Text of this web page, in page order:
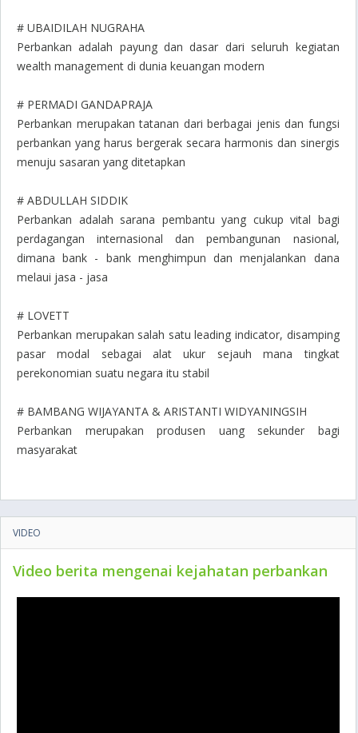
# UBAIDILAH NUGRAHA
Perbankan adalah payung dan dasar dari seluruh kegiatan
wealth management di dunia keuangan modern
# PERMADI GANDAPRAJA
Perbankan merupakan tatanan dari berbagai jenis dan fungsi
perbankan yang harus bergerak secara harmonis dan sinergis
menuju sasaran yang ditetapkan
# ABDULLAH SIDDIK
Perbankan adalah sarana pembantu yang cukup vital bagi
perdagangan internasional dan pembangunan nasional,
dimana bank - bank menghimpun dan menjalankan dana
melaui jasa - jasa
# LOVETT
Perbankan merupakan salah satu leading indicator, disamping
pasar modal sebagai alat ukur sejauh mana tingkat
perekonomian suatu negara itu stabil
# BAMBANG WIJAYANTA & ARISTANTI WIDYANINGSIH
Perbankan merupakan produsen uang sekunder bagi
masyarakat
VIDEO
Video berita mengenai kejahatan perbankan